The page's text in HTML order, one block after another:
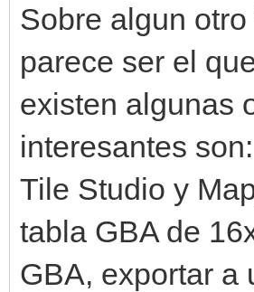
Sobre algun
parece ser el
existen algunas
interesantes son:
Tile Studio y
tabla GBA de
GBA, exportar a